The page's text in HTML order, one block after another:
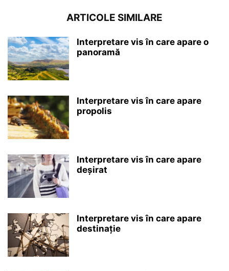
ARTICOLE SIMILARE
Interpretare vis în care apare o
panoramă
Interpretare vis în care apare
propolis
Interpretare vis în care apare
deșirat
Interpretare vis în care apare
destinație